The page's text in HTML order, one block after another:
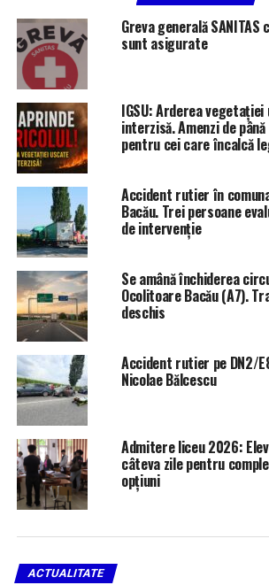
pensionarii cu venituri mici
Greva generală
sunt asigurate
IGSU: Arderea
interzisă. Amenzi de
pentru cei care încalcă
Accident rutier în
Bacău. Trei persoane
de intervenție
Se amână închiderea
Ocolitoare Bacău (A7).
deschis
Accident rutier pe DN2/
Nicolae Bălcescu
Admitere liceu 2026:
câteva zile pentru
opțiuni
ACTUALITATE